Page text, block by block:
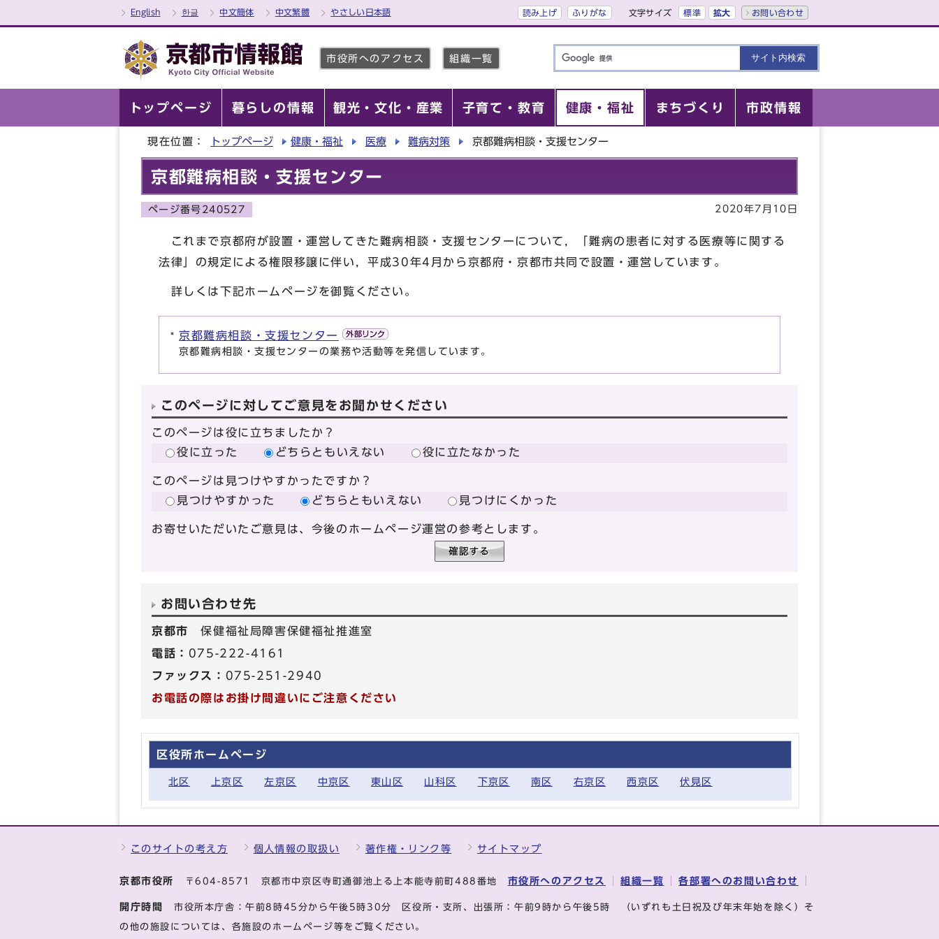
English 한글 中文簡体 中文繁體 やさしい日本語 読み上げ ふりがな 文字サイズ 標準 拡大 お問い合わせ
市役所へのアクセス 組織一覧
トップページ 暮らしの情報 観光・文化・産業 子育て・教育 健康・福祉 まちづくり 市政情報
現在位置： トップページ 健康・福祉 医療 難病対策 京都難病相談・支援センター
京都難病相談・支援センター
ページ番号240527 2020年7月10日
これまで京都府が設置・運営してきた難病相談・支援センターについて，「難病の患者に対する医療等に関する
法律」の規定による権限移譲に伴い，平成30年4月から京都府・京都市共同で設置・運営しています。
詳しくは下記ホームページを御覧ください。
京都難病相談・支援センター
京都難病相談・支援センターの業務や活動等を発信しています。
このページに対してご意見をお聞かせください
このページは役に立ちましたか？
役に立った
どちらともいえない 役に立たなかった
このページは見つけやすかったですか？
見つけやすかった
どちらともいえない 見つけにくかった
お寄せいただいたご意見は、今後のホームページ運営の参考とします。
お問い合わせ先
京都市保健福祉局障害保健福祉推進室
電話： 075-222-4161
ファックス： 075-251-2940
お電話の際はお掛け間違いにご注意ください
区役所ホームページ
北区 上京区 左京区 中京区 東山区 山科区 下京区 南区 右京区 西京区 伏見区
このサイトの考え方 個人情報の取扱い 著作権・リンク等 サイトマップ
京都市役所 〒604-8571 京都市中京区寺町通御池上る上本能寺前町488番地 市役所へのアクセス 組織一覧 各部署へのお問い合わせ
開庁時間 市役所本庁舎：午前8時45分から午後5時30分 区役所・支所、出張所：午前9時から午後5時 （いずれも土日祝及び年末年始を除く）そ
の他の施設については、各施設のホームページ等をご覧ください。